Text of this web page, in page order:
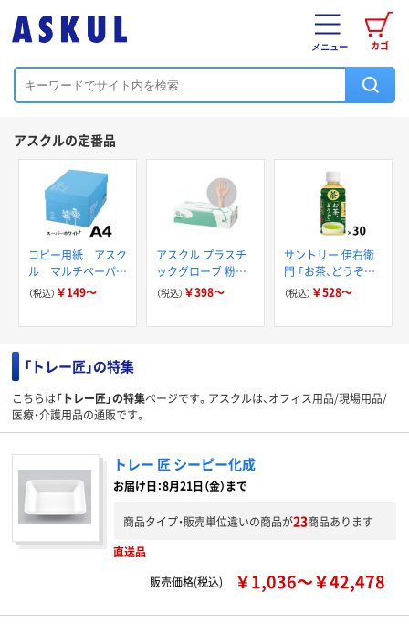
カゴ
メニュー
アスクルの定番品
コピー用紙 アスク
ル マルチペーパー
スーパーホワイト+
（税込） ￥149～
アスクル プラスチ
ックグローブ 粉な
し（パウダーフリー）
（税込） ￥398～
サントリー 伊右衛
門 「お茶、どうぞ。」
緑茶
（税込） ￥528～
「トレー匠」の特集
こちらは「トレー匠」の特集ページです。アスクルは、オフィス用品/現場用品/
医療・介護用品の通販です。
トレー 匠 シーピー化成
お届け日：8月21日（金）まで
商品タイプ・販売単位違いの商品が23商品あります
直送品
販売価格(税込)
￥1,036～￥42,478